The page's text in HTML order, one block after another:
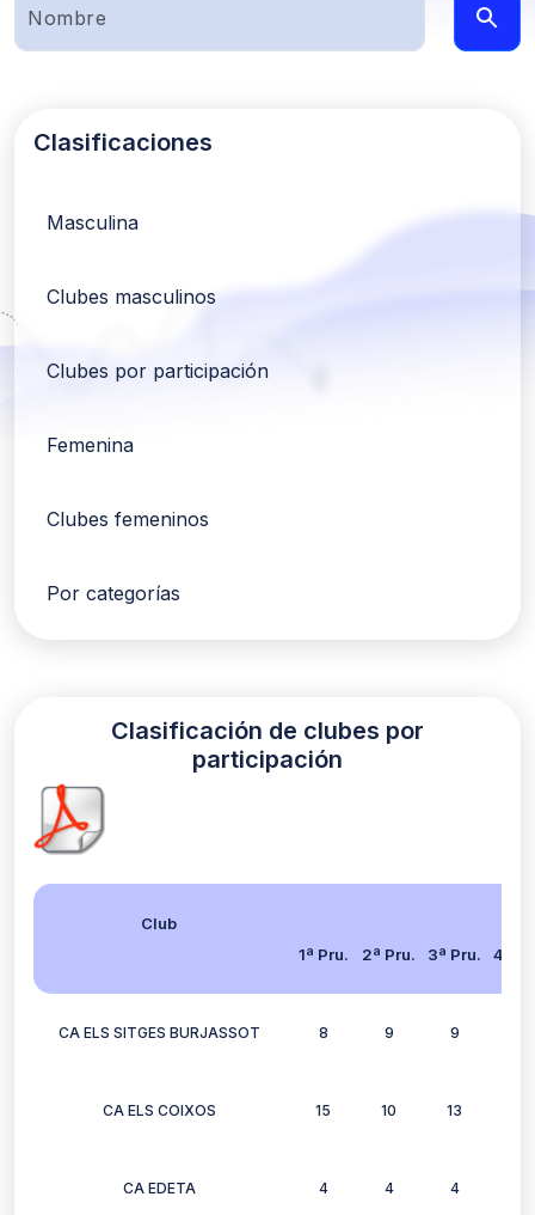
Clasificaciones
Masculina
Clubes masculinos
Clubes por participación
Femenina
Clubes femeninos
Por categorías
Clasificación de clubes por
participación
Club
1ª Pru.
2ª Pru. 3ª Pru. 4ª
CA ELS SITGES BURJASSOT 8 9 9
CA ELS COIXOS 15 10 13
CA EDETA 4 4 4